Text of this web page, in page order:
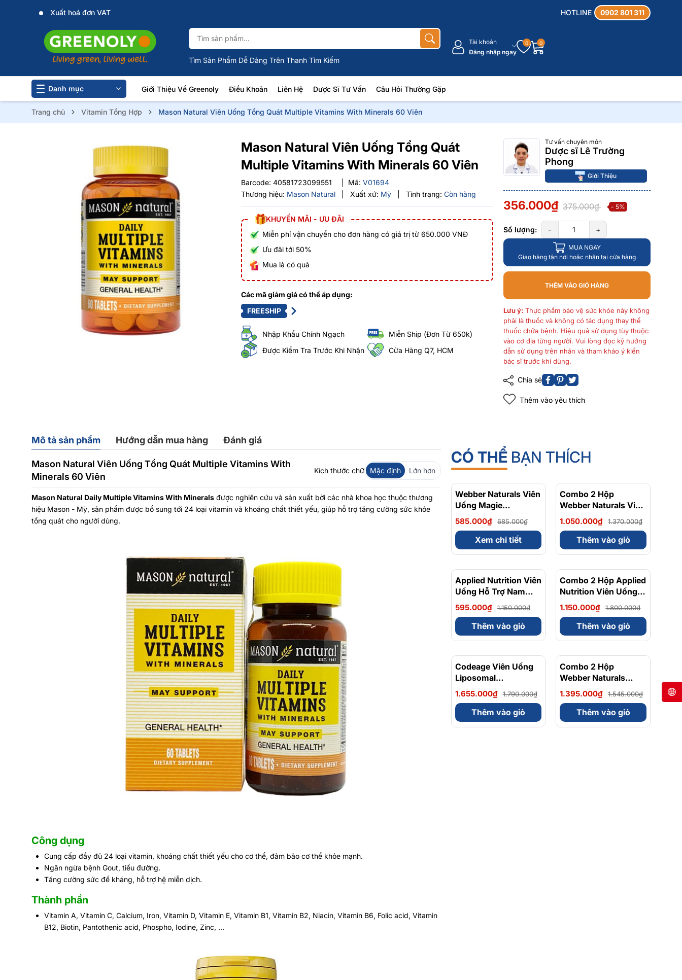
Xuất hoá đơn VAT HOTLINE 0902 801 311
Tìm Sản Phẩm Dễ Dàng Trên Thanh Tìm Kiếm
Tài khoản
Đăng nhập ngay
0 0
Danh mục Giới Thiệu Về Greenoly Điều Khoản Liên Hệ Dược Sĩ Tư Vấn Câu Hỏi Thường Gặp
Trang chủ Vitamin Tổng Hợp Mason Natural Viên Uống Tổng Quát Multiple Vitamins With Minerals 60 Viên
Mason Natural Viên Uống Tổng Quát
Multiple Vitamins With Minerals 60 Viên
Barcode:40581723099551 Mã:V01694
Thương hiệu: Mason Natural Xuất xứ: Mỹ Tình trạng: Còn hàng
KHUYẾN MÃI - ƯU ĐÃI
Miễn phí vận chuyển cho đơn hàng có giá trị từ 650.000 VNĐ
Ưu đãi tới 50%
Mua là có quà
Các mã giảm giá có thể áp dụng:
FREESHIP
Nhập Khẩu Chính Ngạch
Miễn Ship (Đơn Từ 650k)
Được Kiểm Tra Trước Khi Nhận
Cửa Hàng Q7, HCM
Tư vấn chuyên môn
Dược sĩ Lê Trường
Phong
Giới Thiệu
356.000₫ 375.000₫ - 5%
Số lượng: - +
MUA NGAY
Giao hàng tận nơi hoặc nhận tại cửa hàng
THÊM VÀO GIỎ HÀNG
Lưu ý:Thực phẩm bảo vệ sức khỏe này không
phải là thuốc và không có tác dụng thay thế
thuốc chữa bệnh. Hiệu quả sử dụng tùy thuộc
vào cơ địa từng người. Vui lòng đọc kỹ hướng
dẫn sử dụng trên nhãn và tham khảo ý kiến
bác sĩ trước khi dùng.
Chia sẻ
Thêm vào yêu thích
Mô tả sản phẩm Hướng dẫn mua hàng Đánh giá
Mason Natural Viên Uống Tổng Quát Multiple Vitamins With
Minerals 60 Viên
Kích thước chữ Mặc định Lớn hơn
Mason Natural Daily Multiple Vitamins With Minerals được nghiên cứu và sản xuất bởi các nhà khoa học thuộc thương
hiệu Mason - Mỹ, sản phẩm được bổ sung tới 24 loại vitamin và khoáng chất thiết yếu, giúp hỗ trợ tăng cường sức khỏe
tổng quát cho người dùng.
Công dụng
Cung cấp đầy đủ 24 loại vitamin, khoáng chất thiết yếu cho cơ thể, đảm bảo cơ thể khỏe mạnh.
Ngăn ngừa bệnh Gout, tiểu đường.
Tăng cường sức đề kháng, hỗ trợ hệ miễn dịch.
Thành phần
Vitamin A, Vitamin C, Calcium, Iron, Vitamin D, Vitamin E, Vitamin B1, Vitamin B2, Niacin, Vitamin B6, Folic acid, Vitamin
B12, Biotin, Pantothenic acid, Phospho, Iodine, Zinc, ...
CÓ THỂBẠN THÍCH
- 15%
Webber Naturals Viên
Uống Magie
Magnesium
Bisglycinate 200mg -
Chính Ngạch Canada,
Xuất VAT
585.000₫ 685.000₫
Xem chi tiết
Combo 2 Hộp
Webber Naturals Viên
Uống Magie Dễ Dàng
Hấp Làm Dịu Nhẹ Cho
Hệ Tiêu Hóa
Magnesium
Hộp 120 Viên
1.050.000₫ 1.370.000₫
Thêm vào giỏ
- 48%
Applied Nutrition Viên
Uống Hỗ Trợ Nam
Giới 120 viên - Chính
Ngạch Anh Quốc, Bán
Chạy
595.000₫ 1.150.000₫
Thêm vào giỏ
- 36%
Combo 2 Hộp Applied
Nutrition Viên Uống
Hỗ Trợ Nam Giới 120
viên
1.150.000₫ 1.800.000₫
Thêm vào giỏ
- 8%
Codeage Viên Uống
Liposomal
Magnesium Magie
Glycinate Hữu Cơ
240 Viên - Chính
Ngạch Mỹ, Xuất VAT
1.655.000₫ 1.790.000₫
Thêm vào giỏ
Combo 2 Hộp
Webber Naturals
Omega 3 900mg
EPA/DHA Và
Magnesium
Bisglycinate 200mg
1.395.000₫ 1.545.000₫
Thêm vào giỏ